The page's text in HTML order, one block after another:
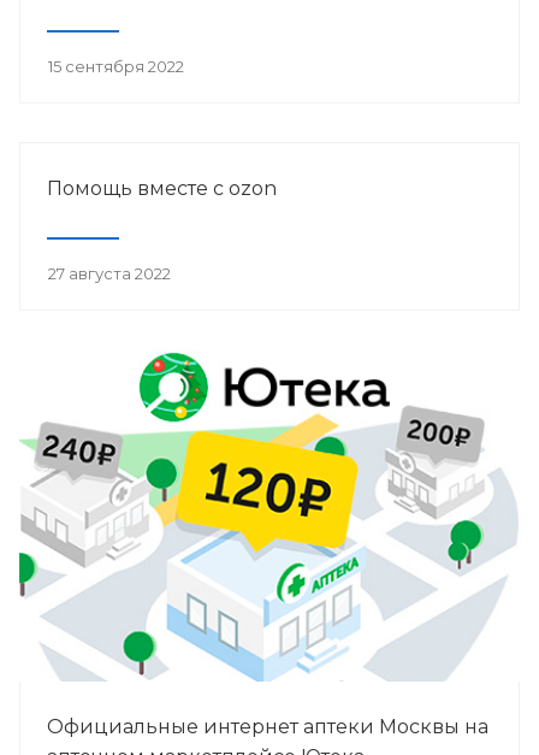
15 сентября 2022
Помощь вместе с ozon
27 августа 2022
Официальные интернет аптеки Москвы на